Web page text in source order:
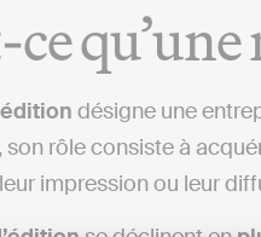
désigne une
rôle consiste à
impression ou leur